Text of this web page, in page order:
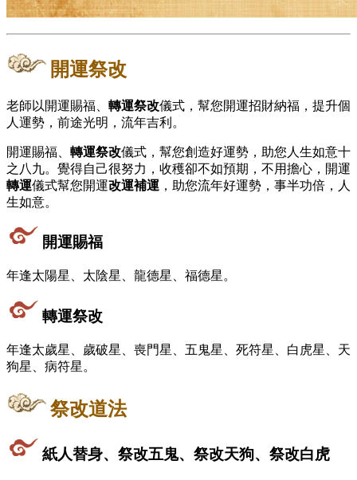
開運祭改
老師以開運賜福、 轉運祭改儀式，幫您開運招財納福，提升個
人運勢，前途光明，流年吉利。
開運賜福、 轉運祭改儀式，幫您創造好運勢，助您人生如意十
之八九。覺得自己很努力，收穫卻不如預期，不用擔心，開運
轉運儀式幫您開運改運補運 ，助您流年好運勢，事半功倍，人
生如意。
開運賜福
年逢太陽星、太陰星、龍德星、福德星。
轉運祭改
年逢太歲星、歲破星、喪門星、五鬼星、死符星、白虎星、天
狗星、病符星。
祭改道法
紙人替身、 祭改五鬼、 祭改天狗、 祭改白虎